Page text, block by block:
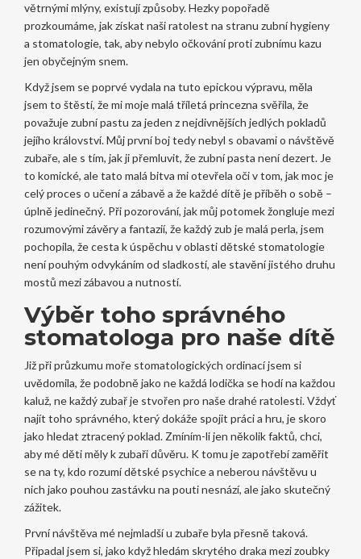
větrnými mlýny, existují způsoby. Hezky popořadě
prozkoumáme, jak získat naši ratolest na stranu zubní hygieny
a stomatologie, tak, aby nebylo očkování proti zubnímu kazu
jen obyčejným snem.
Když jsem se poprvé vydala na tuto epickou výpravu, měla
jsem to štěstí, že mi moje malá tříletá princezna svěřila, že
považuje zubní pastu za jeden z nejdivnějších jedlých pokladů
jejího království. Můj první boj tedy nebyl s obavami o návštěvě
zubaře, ale s tím, jak ji přemluvit, že zubní pasta není dezert. Je
to komické, ale tato malá bitva mi otevřela oči v tom, jak moc je
celý proces o učení a zábavě a že každé dítě je příběh o sobě –
úplně jedinečný. Při pozorování, jak můj potomek žongluje mezi
rozumovými závěry a fantazií, že každý zub je malá perla, jsem
pochopila, že cesta k úspěchu v oblasti dětské stomatologie
není pouhým odvykáním od sladkostí, ale stavění jistého druhu
mostů mezi zábavou a nutností.
Výběr toho správného
stomatologa pro naše dítě
Již při průzkumu moře stomatologických ordinací jsem si
uvědomila, že podobně jako ne každá lodička se hodí na každou
kaluž, ne každý zubař je stvořen pro naše drahé ratolesti. Vždyť
najít toho správného, který dokáže spojit práci a hru, je skoro
jako hledat ztracený poklad. Zmíním-li jen několik faktů, chci,
aby mé děti měly k zubaři důvěru. K tomu je zapotřebí zaměřit
se na ty, kdo rozumí dětské psychice a neberou návštěvu u
nich jako pouhou zastávku na pouti nesnází, ale jako skutečný
zážitek.
První návštěva mé nejmladší u zubaře byla přesně taková.
Připadal jsem si, jako když hledám skrytého draka mezi zoubky